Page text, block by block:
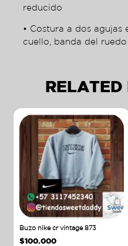
reducido
• Costura a dos agujas
cuello, banda del ruedo
RELATED
Buzo nike cr vintage 873
$100.000